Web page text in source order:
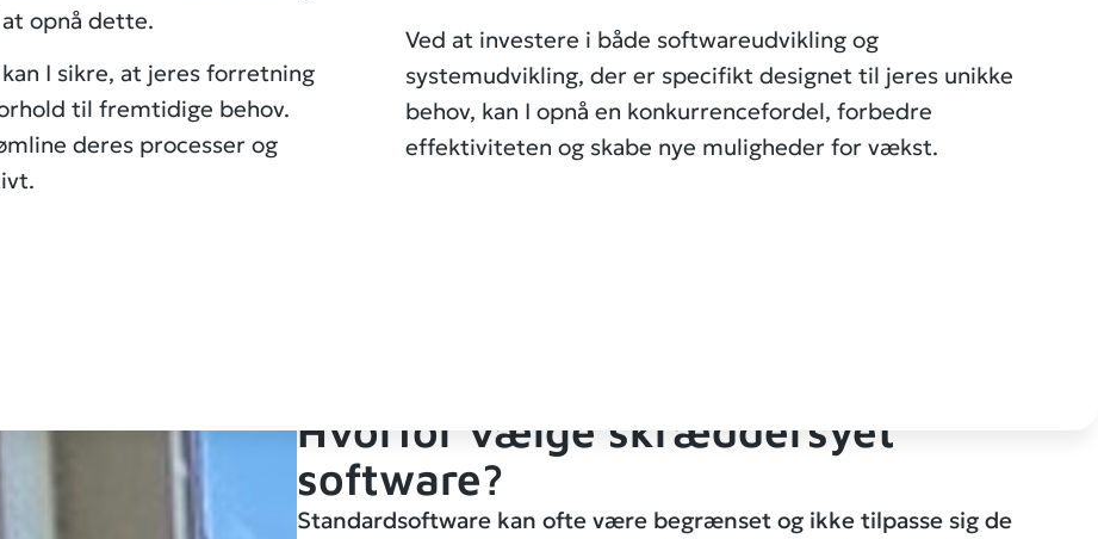
opnå dette.
I sikre, at jeres forretning
til fremtidige behov.
deres processer og
Ved at investere i både softwareudvikling og
systemudvikling, der er specifikt designet til jeres unikke
behov, kan I opnå en konkurrencefordel, forbedre
effektiviteten og skabe nye muligheder for vækst.
Hvorfor vælge skræddersyet
software?
Standardsoftware kan ofte være begrænset og ikke tilpasse sig de